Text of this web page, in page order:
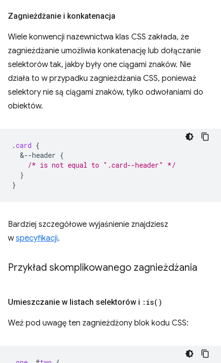
Zagnieżdżanie i konkatenacja
Wiele konwencji nazewnictwa klas CSS zakłada, że
zagnieżdżanie umożliwia konkatenację lub dołączanie
selektorów tak, jakby były one ciągami znaków. Nie
działa to w przypadku zagnieżdżania CSS, ponieważ
selektory nie są ciągami znaków, tylko odwołaniami do
obiektów.
.card {
&--header {
/* is not equal to ".card--header" */
}
}
Bardziej szczegółowe wyjaśnienie znajdziesz
wspecyfikacji.
Przykład skomplikowanego zagnieżdżania
Umieszczanie w listach selektorów i : is( )
Weź pod uwagę ten zagnieżdżony blok kodu CSS: